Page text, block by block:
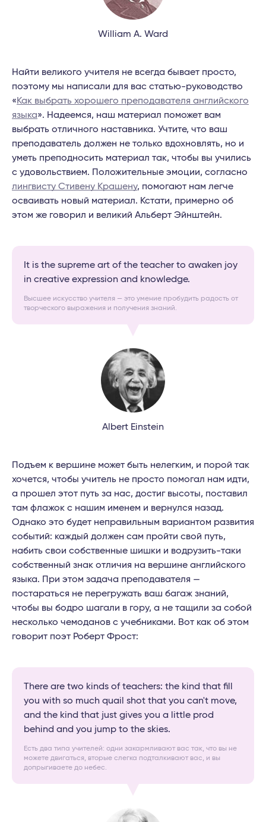
William A. Ward
Найти великого учителя не всегда бывает просто,
поэтому мы написали для вас статью-руководство
«Как выбрать хорошего преподавателя английского
языка». Надеемся, наш материал поможет вам
выбрать отличного наставника. Учтите, что ваш
преподаватель должен не только вдохновлять, но и
уметь преподносить материал так, чтобы вы учились
с удовольствием. Положительные эмоции, согласно
лингвисту Стивену Крашену, помогают нам легче
осваивать новый материал. Кстати, примерно об
этом же говорил и великий Альберт Эйнштейн.
It is the supreme art of the teacher to awaken joy
in creative expression and knowledge.
Высшее искусство учителя — это умение пробудить радость от
творческого выражения и получения знаний.
Albert Einstein
Подъем к вершине может быть нелегким, и порой так
хочется, чтобы учитель не просто помогал нам идти,
а прошел этот путь за нас, достиг высоты, поставил
там флажок с нашим именем и вернулся назад.
Однако это будет неправильным вариантом развития
событий: каждый должен сам пройти свой путь,
набить свои собственные шишки и водрузить-таки
собственный знак отличия на вершине английского
языка. При этом задача преподавателя —
постараться не перегружать ваш багаж знаний,
чтобы вы бодро шагали в гору, а не тащили за собой
несколько чемоданов с учебниками. Вот как об этом
говорит поэт Роберт Фрост:
There are two kinds of teachers: the kind that fill
you with so much quail shot that you can't move,
and the kind that just gives you a little prod
behind and you jump to the skies.
Есть два типа учителей: одни закармливают вас так, что вы не
можете двигаться, вторые слегка подталкивают вас, и вы
допрыгиваете до небес.